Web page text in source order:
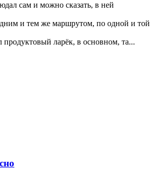
сам и можно сказать, в ней
и тем же маршрутом, по одной и той
ларёк, в основном, та...